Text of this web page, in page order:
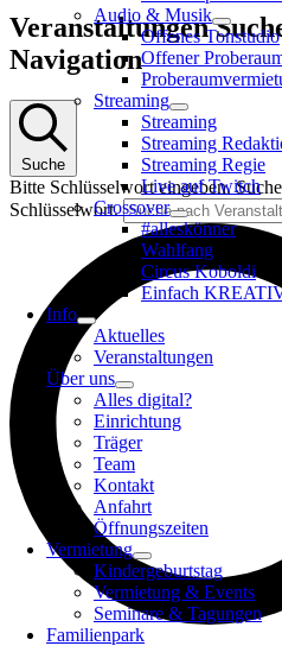
Audio & Musik
Offenes Tonstudio
Offener
Streaming
Streaming
Streaming
Streaming Regie
Live auf Twitch
Crossover
#alleskönner
Wahlfang
Circus Koboldi
Einfach
Info
Aktuelles
Veranstaltungen
Über uns
Alles digital?
Einrichtung
Träger
Team
Kontakt
Anfahrt
Öffnungszeiten
Vermietung
Kindergeburtstag
Vermietung & Events
Seminare & Tagungen
Familienpark
Veranstaltungen
Veranstaltungen
Navigation
Suche
Bitte Schlüsselwort eingeben.
Schlüsselwort.